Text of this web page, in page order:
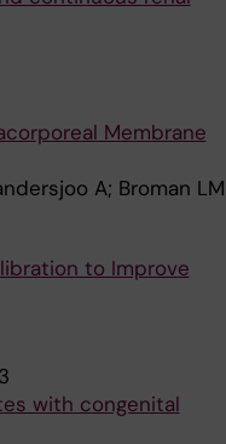
Membrane
A; Broman LM
to Improve
with congenital